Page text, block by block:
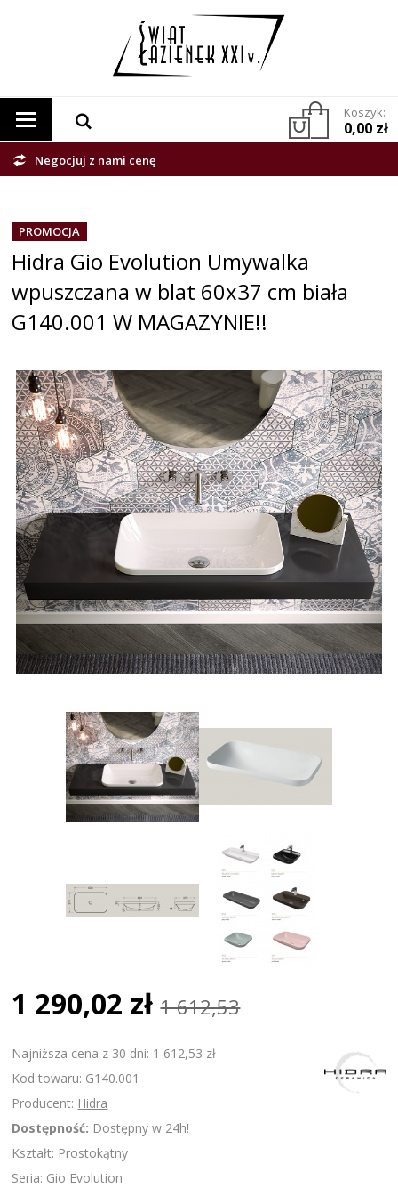
Koszyk:
0,00 zł
Negocjuj z nami cenę
PROMOCJA
Hidra Gio Evolution Umywalka
wpuszczana w blat 60x37 cm biała
G140.001 W MAGAZYNIE!!
1 290,02 zł 1 612,53
Najniższa cena z 30 dni: 1 612,53 zł
Kod towaru: G140.001
Producent: Hidra
Dostępność: Dostępny w 24h!
Kształt: Prostokątny
Seria: Gio Evolution